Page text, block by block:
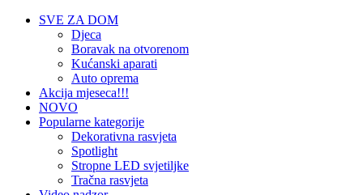
SVE ZA DOM
Djeca
Boravak na otvorenom
Kućanski aparati
Auto oprema
Akcija mjeseca!!!
NOVO
Popularne kategorije
Dekorativna rasvjeta
Spotlight
Stropne LED svjetiljke
Tračna rasvjeta